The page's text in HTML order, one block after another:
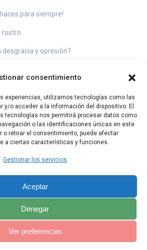
consentimiento
experiencias, utilizamos tecnologías como las
y/o acceder a la información del dispositivo. El
tecnologías nos permitirá procesar datos como
o las identificaciones únicas en este
o retirar el consentimiento, puede afectar
a ciertas características y funciones.
Gestionar los servicios
Aceptar
Denegar
Ver preferencias
para siempre!
rostro
y opresión?
Capítulo Siguiente